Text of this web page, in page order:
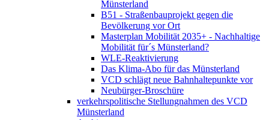
Münsterland
B51 - Straßenbauprojekt gegen die
Bevölkerung vor Ort
Masterplan Mobilität 2035+ - Nachhaltige
Mobilität für´s Münsterland?
WLE-Reaktivierung
Das Klima-Abo für das Münsterland
VCD schlägt neue Bahnhaltepunkte vor
Neubürger-Broschüre
verkehrspolitische Stellungnahmen des VCD
Münsterland